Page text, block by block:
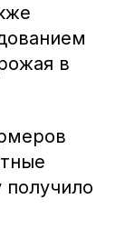
в
получило